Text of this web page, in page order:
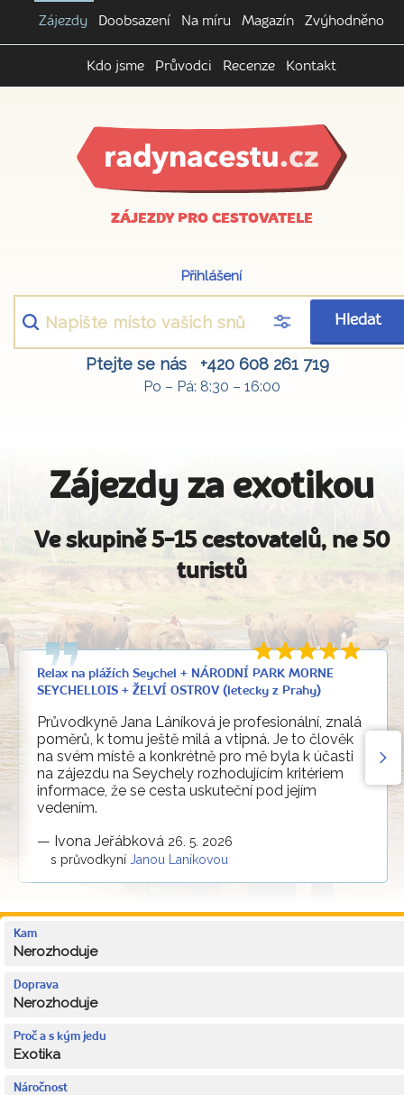
Zájezdy Doobsazení Na míru Magazín Zvýhodněno
Kdo jsme Průvodci Recenze Kontakt
ZÁJEZDY PRO CESTOVATELE
Přihlášení
Hledat
Ptejte se nás +420 608 261 719
Po – Pá: 8:30 – 16:00
Zájezdy za exotikou
Ve skupině 5-15 cestovatelů, ne 50
turistů
Relax na plážích Seychel + NÁRODNÍ PARK MORNE
SEYCHELLOIS + ŽELVÍ OSTROV (letecky z Prahy)
Průvodkyně Jana Láníková je profesionální, znalá
poměrů, k tomu ještě milá a vtipná. Je to člověk
na svém místě a konkrétně pro mě byla k účasti
na zájezdu na Seychely rozhodujícím kritériem
informace, že se cesta uskuteční pod jejím
vedením.
— Ivona Jeřábková 26. 5. 2026
s průvodkyní Janou Laníkovou
Kam
Nerozhoduje
Doprava
Nerozhoduje
Proč a s kým jedu
Exotika
Náročnost